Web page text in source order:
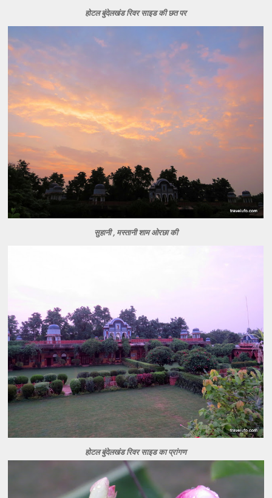
होटल बुंदेलखंड रिवर साइड की छत पर
सुहानी , मस्तानी शाम ओरछा की
होटल बुंदेलखंड रिवर साइड का प्रांगण